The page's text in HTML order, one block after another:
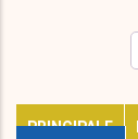
PRINCIPALE